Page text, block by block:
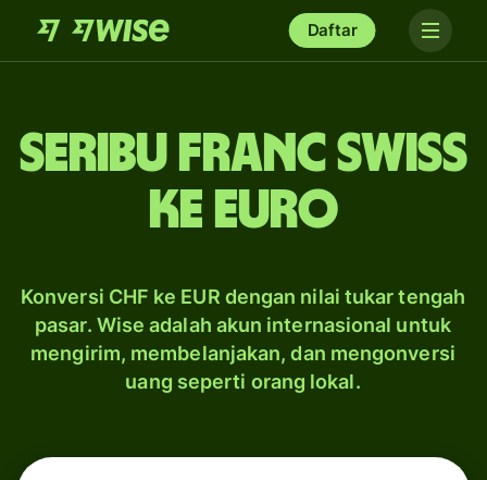
Daftar
seribu franc Swiss
ke euro
Konversi CHF ke EUR dengan nilai tukar tengah
pasar. Wise adalah akun internasional untuk
mengirim, membelanjakan, dan mengonversi
uang seperti orang lokal.